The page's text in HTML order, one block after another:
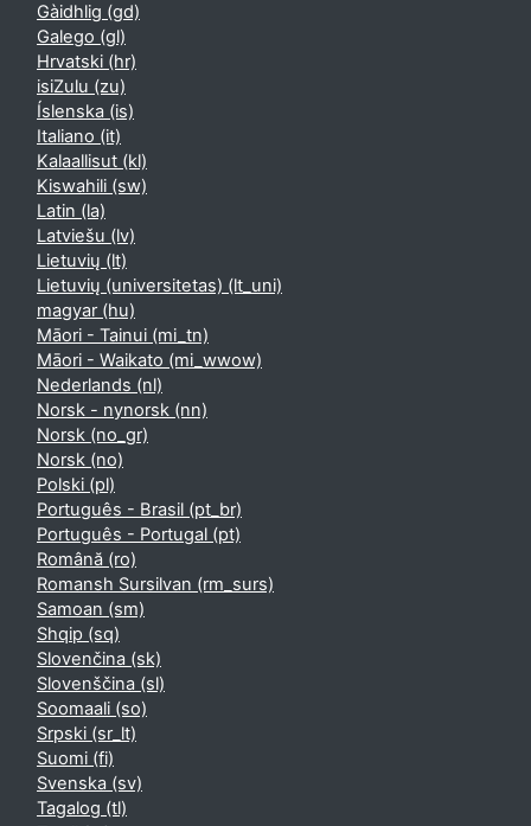
Gàidhlig ‎(gd)‎
Galego ‎(gl)‎
Hrvatski ‎(hr)‎
isiZulu ‎(zu)‎
Íslenska ‎(is)‎
Italiano ‎(it)‎
Kalaallisut ‎(kl)‎
Kiswahili ‎(sw)‎
Latin ‎(la)‎
Latviešu ‎(lv)‎
Lietuvių ‎(lt)‎
Lietuvių (universitetas) ‎(lt_uni)‎
magyar ‎(hu)‎
Māori - Tainui ‎(mi_tn)‎
Māori - Waikato ‎(mi_wwow)‎
Nederlands ‎(nl)‎
Norsk - nynorsk ‎(nn)‎
Norsk ‎(no_gr)‎
Norsk ‎(no)‎
Polski ‎(pl)‎
Português - Brasil ‎(pt_br)‎
Português - Portugal ‎(pt)‎
Română ‎(ro)‎
Romansh Sursilvan ‎(rm_surs)‎
Samoan ‎(sm)‎
Shqip ‎(sq)‎
Slovenčina ‎(sk)‎
Slovenščina ‎(sl)‎
Soomaali ‎(so)‎
Srpski ‎(sr_lt)‎
Suomi ‎(fi)‎
Svenska ‎(sv)‎
Tagalog ‎(tl)‎